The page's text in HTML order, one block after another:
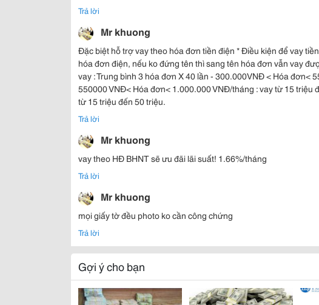
Trả lời
Mr khuong
Đặc biệt hỗ trợ vay theo hóa đơn tiền điện * Điều kiện để vay
hóa đơn điện, nếu ko đứng tên thì sang tên hóa đơn vẫn vay
vay : Trung bình 3 hóa đơn X 40 lần - 300.000VNĐ < Hóa đơn<
550000 VNĐ< Hóa đơn< 1.000.000 VNĐ/tháng : vay từ 15 triệu
từ 15 triệu đến 50 triệu.
Trả lời
Mr khuong
vay theo HĐ BHNT sẽ ưu đãi lãi suất! 1.66%/tháng
Trả lời
Mr khuong
mọi giấy tờ đều photo ko cần công chứng
Trả lời
Gợi ý cho bạn